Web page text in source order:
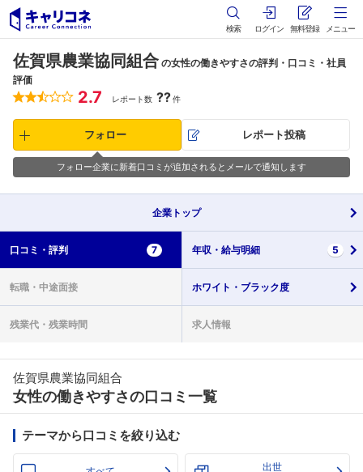
検索 ログイン 無料登録 メニュー
佐賀県農業協同組合 の女性の働きやすさの評判・口コミ・社員
評価
2.7 レポート数 ??件
フォロー レポート投稿
フォロー企業に新着口コミが追加されるとメールで通知します
企業 トップ
口コミ・ 評判 7 年収・ 給与明細 5
転職・ 中途面接 ホワイト・ ブラック度
残業代・ 残業時間 求人情報
佐賀県農業協同組合
女性の働きやすさの口コミ一覧
テーマから口コミを絞り込む
出世